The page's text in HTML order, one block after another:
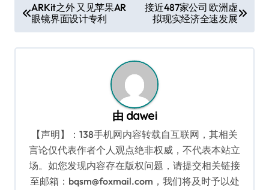
章
导
ARKit之外 又见苹果AR
眼镜界面设计专利
接近487家公司 欧洲虚
拟现实经济全速发展
由 dawei
【声明】：138手机网内容转载自互联网，其相关
言论仅代表作者个人观点绝非权威，不代表本站立
场。如您发现内容存在版权问题，请提交相关链接
至邮箱：bqsm@foxmail.com，我们将及时予以处